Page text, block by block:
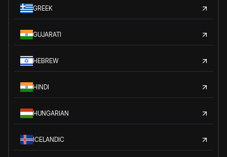
GREEK
GUJARATI
HEBREW
HINDI
HUNGARIAN
ICELANDIC